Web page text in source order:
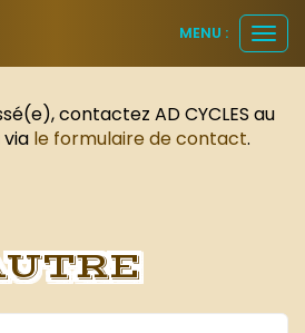
le
MENU :
contactez AD CYCLES au
via le formulaire de contact.
cookies